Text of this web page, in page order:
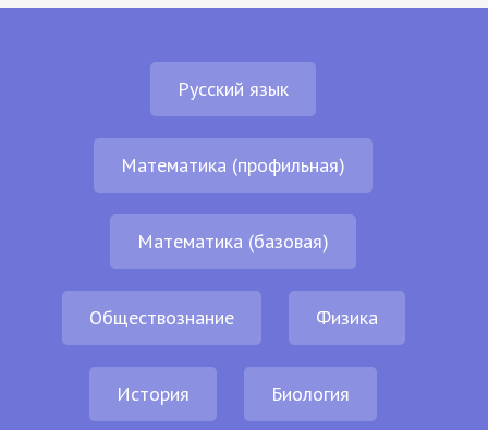
Русский язык
Математика (профильная)
Математика (базовая)
Обществознание Физика
История Биология